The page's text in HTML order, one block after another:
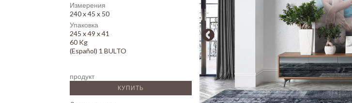
Измерения
240 x 45 x 50
Упаковка
245 x 49 x 41
60 Kg
(Español) 1 BULTO
продукт
КУПИТЬ